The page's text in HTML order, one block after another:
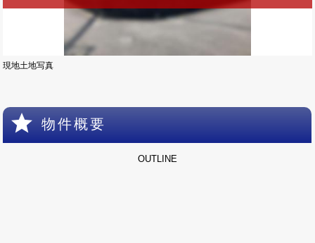
現地土地写真
star 物件概要
OUTLINE